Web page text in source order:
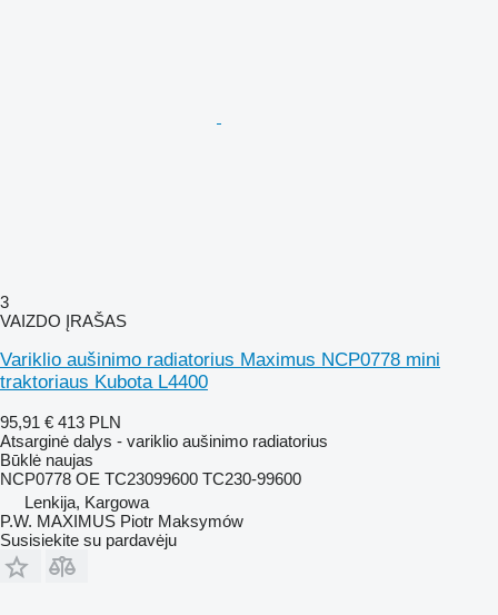
3
VAIZDO ĮRAŠAS
Variklio aušinimo radiatorius Maximus NCP0778 mini
traktoriaus Kubota L4400
95,91 € 413 PLN
Atsarginė dalys - variklio aušinimo radiatorius
Būklė naujas
NCP0778 OE TC23099600 TC230-99600
Lenkija, Kargowa
P.W. MAXIMUS Piotr Maksymów
Susisiekite su pardavėju